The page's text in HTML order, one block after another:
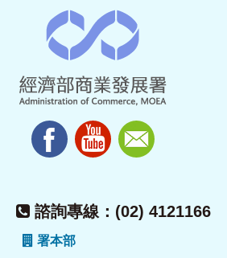
諮詢專線：(02) 4121166
署本部